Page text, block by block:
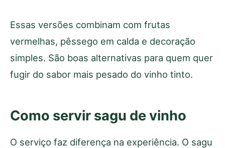
Essas versões combinam com frutas
vermelhas, pêssego em calda e decoração
simples. São boas alternativas para quem quer
fugir do sabor mais pesado do vinho tinto.
Como servir sagu de vinho
O serviço faz diferença na experiência. O sagu